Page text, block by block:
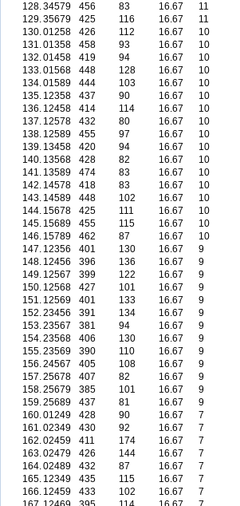
128.34579 456 83 16.67 11
129.35679 425 116 16.67 11
130.01258 426 112 16.67 10
131.01358 458 93 16.67 10
132.01458 419 94 16.67 10
133.01568 448 128 16.67 10
134.01589 444 103 16.67 10
135. 12358 437 90 16.67 10
136. 12458 414 114 16.67 10
137. 12578 432 80 16.67 10
138. 12589 455 97 16.67 10
139. 13458 420 94 16.67 10
140. 13568 428 82 16.67 10
141. 13589 474 83 16.67 10
142. 14578 418 83 16.67 10
143. 14589 448 102 16.67 10
144. 15678 425 111 16.67 10
145. 15689 455 115 16.67 10
146. 15789 462 87 16.67 10
147. 12356 401 130 16.67 9
148. 12456 396 136 16.67 9
149. 12567 399 122 16.67 9
150. 12568 427 101 16.67 9
151. 12569 401 133 16.67 9
152.23456 391 134 16.67 9
153.23567 381 94 16.67 9
154.23568 406 130 16.67 9
155.23569 390 110 16.67 9
156.24567 405 108 16.67 9
157.25678 407 82 16.67 9
158.25679 385 101 16.67 9
159.25689 437 81 16.67 9
160.01249 428 90 16.67 7
161.02349 430 92 16.67 7
162.02459 411 174 16.67 7
163.02479 426 144 16.67 7
164.02489 432 87 16.67 7
165. 12349 435 115 16.67 7
166. 12459 433 102 16.67 7